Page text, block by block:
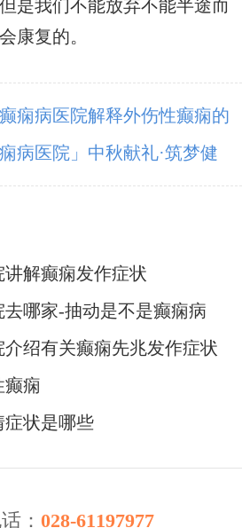
是我们不能放弃不能半途而
康复的。
痫病医院解释外伤性癫痫的
痫病医院」中秋献礼·筑梦健
北京四川三甲癫痫专家领
约
解癫痫发作症状
哪家-抽动是不是癫痫病
绍有关癫痫先兆发作症状
癫痫
症状是哪些
： 028-61197977